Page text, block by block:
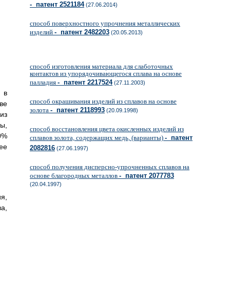
в
- патент 2521184(27.06.2014)
способ поверхностного упрочнения металлических
изделий - патент 2482203 (20.05.2013)
способ изготовления материала для слаботочных
контактов из упорядочивающегося сплава на основе
палладия - патент 2217524(27.11.2003)
способ окрашивания изделий из сплавов на основе
золота - патент 2118993 (20.09.1998)
способ восстановления цвета окисленных изделий из
сплавов золота, содержащих медь, (варианты) - патент
2082816 (27.06.1997)
способ получения дисперсно-упрочненных сплавов на
основе благородных металлов - патент 2077783
(20.04.1997)